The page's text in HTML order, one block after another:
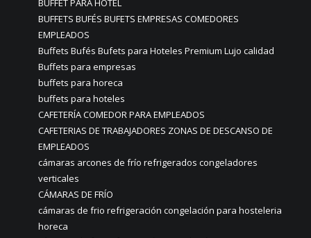
BUFFET PARA HOTEL
BUFFETS BUFÉS BUFETS EMPRESAS COMEDORES
EMPLEADOS
Buffets Bufés Bufets para Hoteles Premium Lujo calidad
Buffets para empresas
buffets para horeca
buffets para hoteles
CAFETERÍA COMEDOR PARA EMPLEADOS
CAFETERIAS DE TRABAJADORES ZONAS DE DESCANSO DE
EMPLEADOS
cámaras arcones de frío refrigerados congeladores
verticales
CÁMARAS DE FRÍO
cámaras de frio refrigeración congelación para hosteleria
horeca